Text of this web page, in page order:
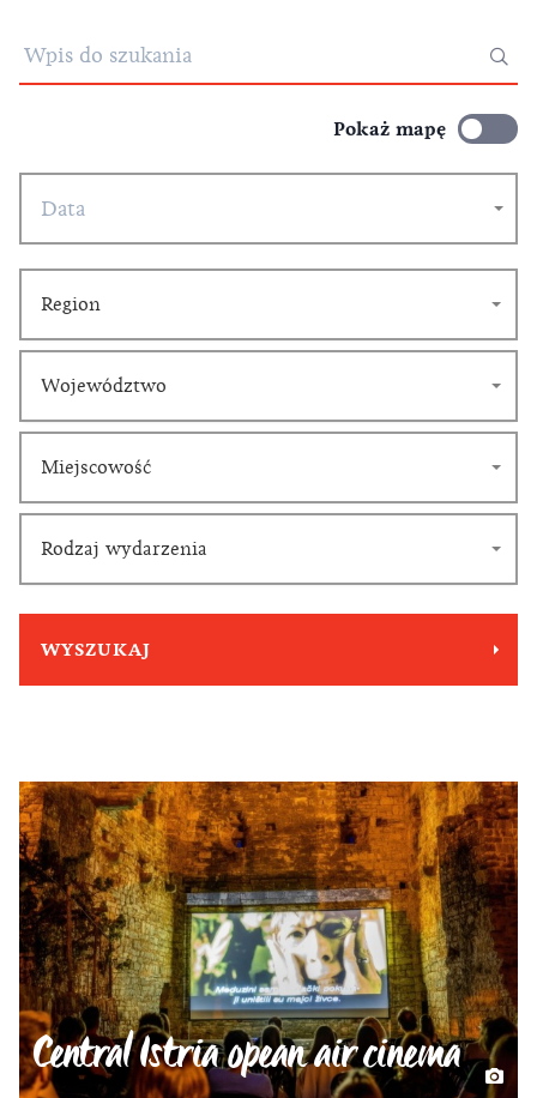
Pokaż mapę
Region
Województwo
Miejscowość
Rodzaj wydarzenia
WYSZUKAJ
Central Istria opean air cinema